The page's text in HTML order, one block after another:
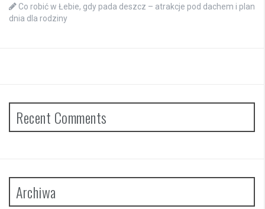
Co robić w Łebie, gdy pada deszcz – atrakcje pod dachem i plan
dnia dla rodziny
Recent Comments
Archiwa